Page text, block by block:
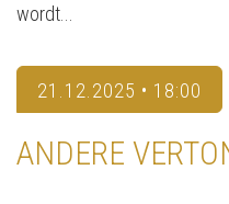
wordt...
21.12.2025 • 18:00
ANDERE